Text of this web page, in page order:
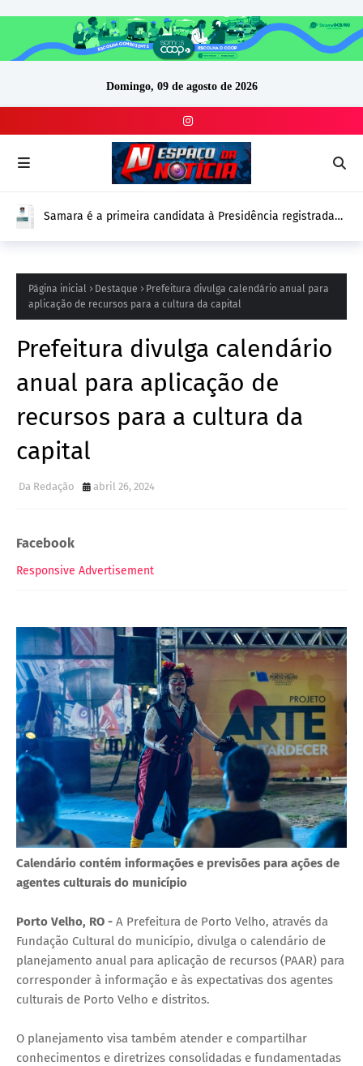
Domingo, 09 de agosto de 2026
Samara é a primeira candidata à Presidência registrada
Página inicial Destaque
Prefeitura divulga calendário anual para
aplicação de recursos para a cultura da capital
Prefeitura divulga calendário
anual para aplicação de
recursos para a cultura da
capital
Da Redação abril 26, 2024
Facebook
Responsive Advertisement
Calendário contém informações e previsões para ações de
agentes culturais do município
Porto Velho, RO - A Prefeitura de Porto Velho, através da
Fundação Cultural do município, divulga o calendário de
planejamento anual para aplicação de recursos (PAAR) para
corresponder à informação e às expectativas dos agentes
culturais de Porto Velho e distritos.
O planejamento visa também atender e compartilhar
conhecimentos e diretrizes consolidadas e fundamentadas